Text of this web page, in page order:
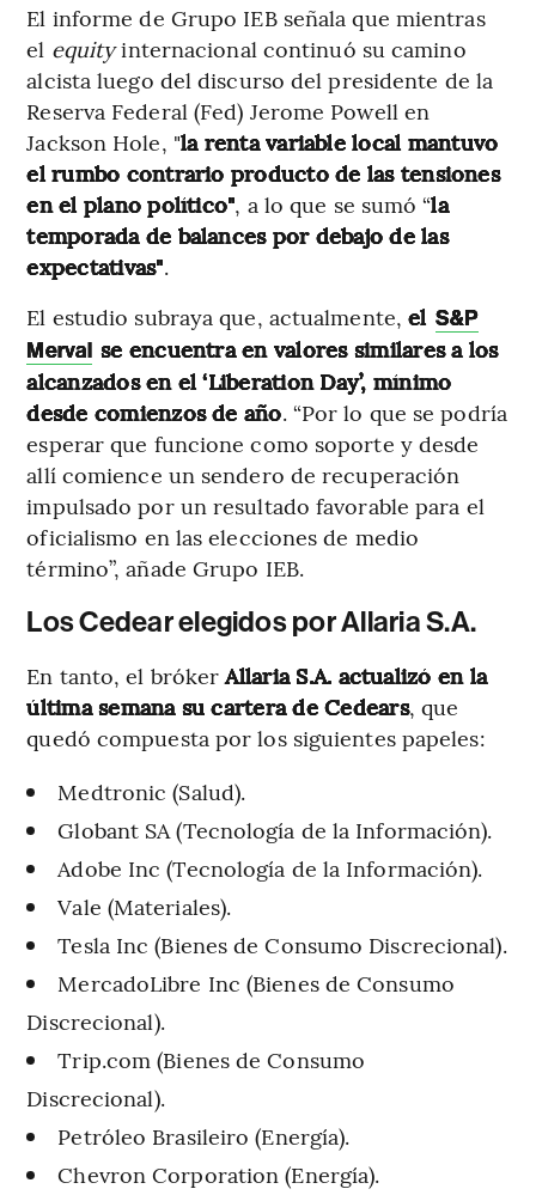
El informe de Grupo IEB señala que mientras
el equityinternacional continuó su camino
alcista luego del discurso del presidente de la
Reserva Federal (Fed) Jerome Powell en
Jackson Hole, "la renta variable local mantuvo
el rumbo contrario producto de las tensiones
en el plano político", a lo que se sumó “la
temporada de balances por debajo de las
expectativas".
El estudio subraya que, actualmente,el S&P
Merval se encuentra en valores similares a los
alcanzados en el ‘Liberation Day’, mínimo
desde comienzos de año. “Por lo que se podría
esperar que funcione como soporte y desde
allí comience un sendero de recuperación
impulsado por un resultado favorable para el
oficialismo en las elecciones de medio
término”, añade Grupo IEB.
Los Cedear elegidos por Allaria S.A.
En tanto, el brókerAllaria S.A. actualizó en la
última semana su cartera de Cedears, que
quedó compuesta por los siguientes papeles:
Medtronic (Salud).
Globant SA (Tecnología de la Información).
Adobe Inc (Tecnología de la Información).
Vale (Materiales).
Tesla Inc (Bienes de Consumo Discrecional).
MercadoLibre Inc (Bienes de Consumo
Discrecional).
Trip.com (Bienes de Consumo
Discrecional).
Petróleo Brasileiro (Energía).
Chevron Corporation (Energía).